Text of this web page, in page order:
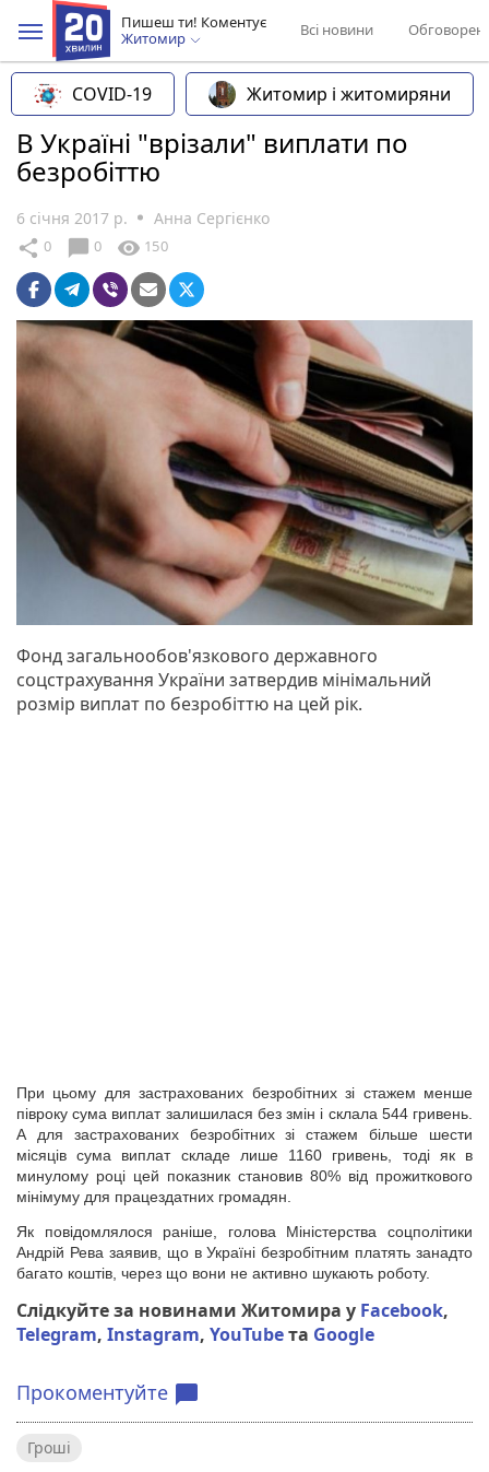
Пишеш ти! Коментує
Житомир
Всі новини
COVID-19 Житомир і житомиряни
В Україні "врізали" виплати по
безробіттю
6 січня 2017 р. Анна Сергієнко
share 0 chat_bubble 0 visibility 150
Фонд загальнообов'язкового державного
соцстрахування України затвердив мінімальний
розмір виплат по безробіттю на цей рік.
При цьому для застрахованих безробітних зі стажем менше
півроку сума виплат залишилася без змін і склала 544 гривень.
А для застрахованих безробітних зі стажем більше шести
місяців сума виплат складе лише 1160 гривень, тоді як в
минулому році цей показник становив 80% від прожиткового
мінімуму для працездатних громадян.
Як повідомлялося раніше, голова Міністерства соцполітики
Андрій Рева заявив, що в Україні безробітним платять занадто
багато коштів, через що вони не активно шукають роботу.
Слідкуйте за новинами Житомира у Facebook,
Telegram, Instagram, YouTubeта Google
Прокоментуйте chat_bubble
Гроші